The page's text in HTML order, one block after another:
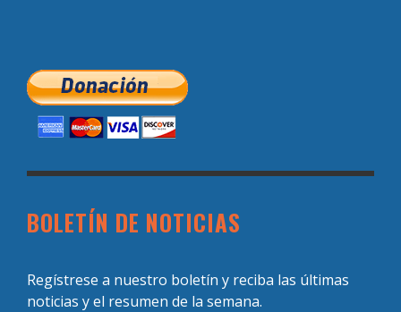
BOLETÍN DE NOTICIAS
Regístrese a nuestro boletín y reciba las últimas
noticias y el resumen de la semana.